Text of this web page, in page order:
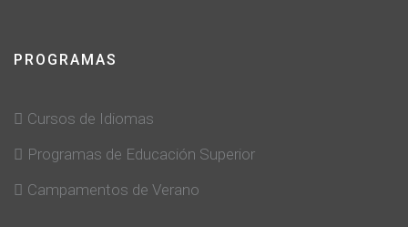
PROGRAMAS
Cursos de Idiomas
Programas de Educación Superior
Campamentos de Verano